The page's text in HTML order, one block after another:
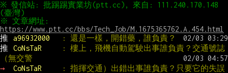
※ 發信站: 批踢踢實業坊(ptt.cc), 來自: 111.240.170.148
https://www.ptt.cc/bbs/Tech_Job/M.1675365762.A.454.html
推
a96932000
: 還是一樣，開錯藥，誰負責？
推
CoNsTaR
: 樓上，飛機自動駕駛出事誰負責？交通號誌
（無交警
→
CoNsTaR
: 指揮交通）出錯出事誰負責？只要它的失誤